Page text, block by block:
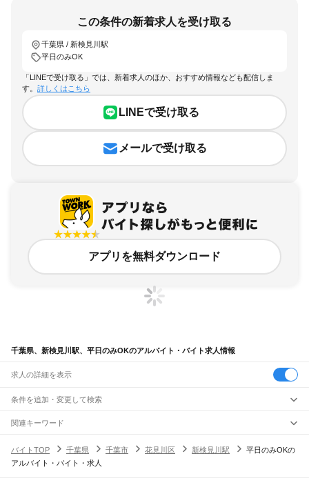
この条件の新着求人を受け取る
千葉県 / 新検見川駅
平日のみOK
「LINEで受け取る」では、新着求人のほか、おすすめ情報なども配信しま
す。 詳しくはこちら
LINEで受け取る
メールで受け取る
アプリを無料ダウンロード
千葉県、新検見川駅、平日のみOKのアルバイト・バイト求人情報
求人の詳細を表示
条件を追加・変更して検索
市区町村を追加・変更
千葉県すべて
千葉市 すべて
駅を追加・変更
職種を追加・変更
関連キーワード
バイトTOP
千葉県 千葉市 花見川区 新検見川駅
平日のみOKの
アルバイト・バイト・求人